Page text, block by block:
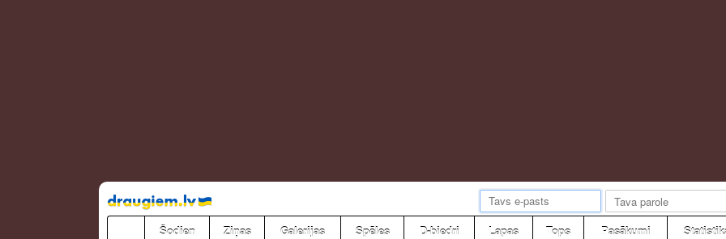
Pāriet
uz
saturu
Šodien Ziņas Galerijas Spēles D-biedri Lapas Tops Pasākumi